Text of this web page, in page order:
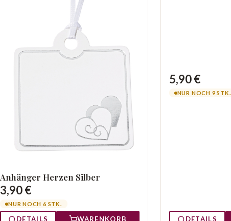
Anhänger Herzen Silber
3,90 €
NUR NOCH 6 STK.
DETAILS WARENKORB
5,90 €
NUR NOCH 9 STK.
DETAILS